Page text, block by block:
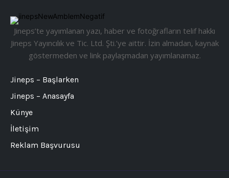
Jineps’te yayımlanan yazı, haber ve fotoğrafların telif hakkı
Jineps Yayıncılık ve Tic. Ltd. Şti.’ye aittir. İzin almadan, kaynak
göstermeden ve link paylaşmadan yayımlanamaz.
Jineps – Başlarken
Jineps – Anasayfa
Künye
İletişim
Reklam Başvurusu